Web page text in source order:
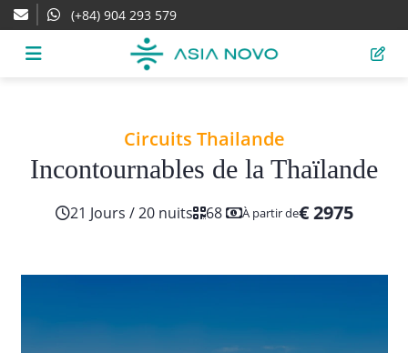
(+84) 904 293 579
Circuits Thailande
Incontournables de la Thaïlande
21 Jours / 20 nuits 68 À partir de€ 2975